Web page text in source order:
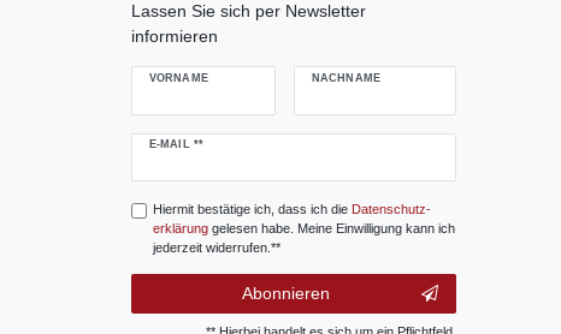
Lassen Sie sich per Newsletter
informieren
VORNAME NACHNAME
E-MAIL **
Newsletter
Hiermit bestätige ich, dass ich die Daten­schutz­
erklärunggelesen habe. Meine Einwilligung kann ich
jederzeit widerrufen.**
Abonnieren